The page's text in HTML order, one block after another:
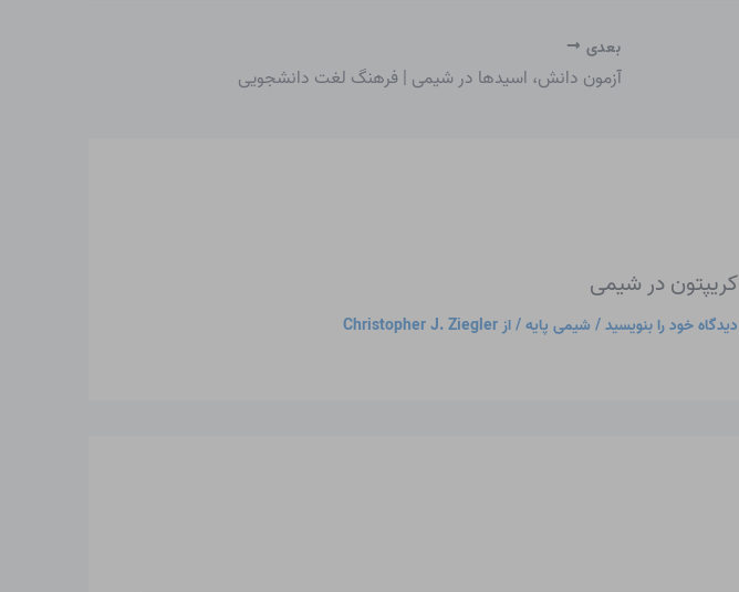
بعدی
آزمون دانش، اسیدها در شیمی | فرهنگ لغت دانشجویی
کریپتون در شیمی
دیدگاه‌ خود را بنویسید/ شیمی پایه/ ازChristopher J. Ziegler